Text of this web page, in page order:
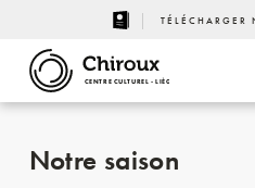
TÉLÉCHARGER
CENTRE CULTUREL - LIÈGE
Notre saison